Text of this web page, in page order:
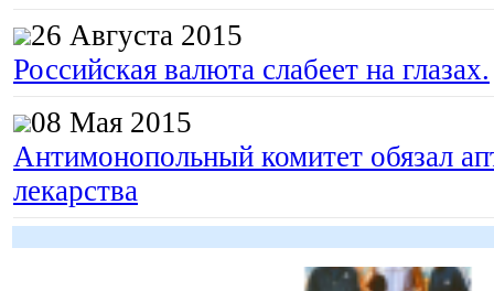
26 Августа 2015
Российская валюта слабеет на глазах.
08 Мая 2015
Антимонопольный комитет обязал
лекарства